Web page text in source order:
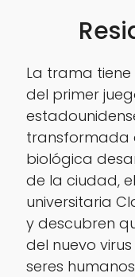
La trama
del primer
transformada
biológica
de la ciudad,
universitaria
y descubren
del nuevo
seres